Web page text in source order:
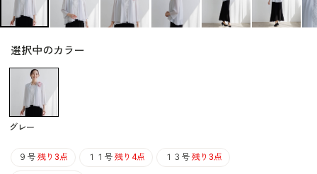
選択中のカラー
グレー
９号 残り3点 １１号 残り4点 １３号 残り3点